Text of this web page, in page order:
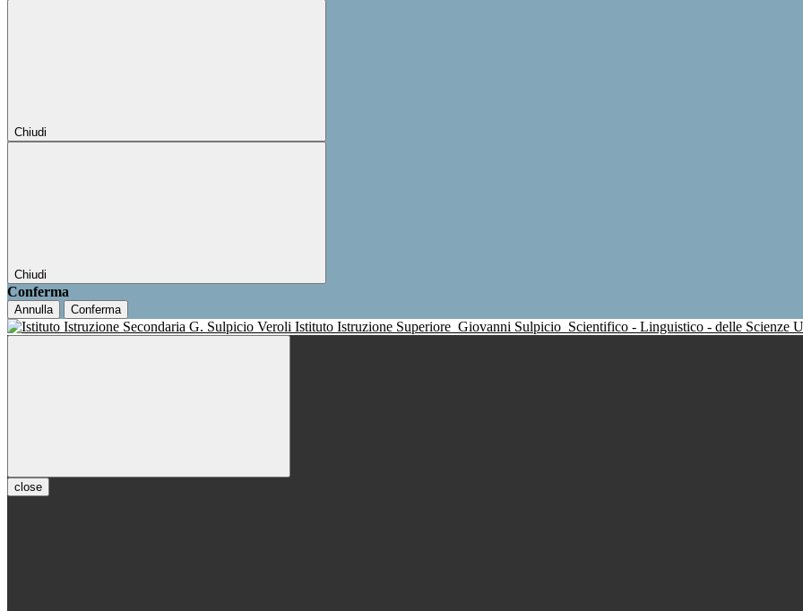
Chiudi
Chiudi
Conferma
Annulla Conferma
Istituto Istruzione Superiore Giovanni Sulpicio Scientifico - Linguistico - delle Scienze
close